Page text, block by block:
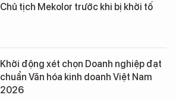
Chủ tịch Mekolor trước khi bị khởi tố
Khởi động xét chọn Doanh nghiệp đạt
chuẩn Văn hóa kinh doanh Việt Nam
2026